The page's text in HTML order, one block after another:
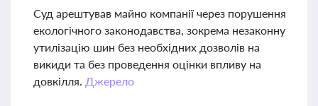
Суд арештував майно компанії через порушення
екологічного законодавства, зокрема незаконну
утилізацію шин без необхідних дозволів на
викиди та без проведення оцінки впливу на
довкілля. Джерело